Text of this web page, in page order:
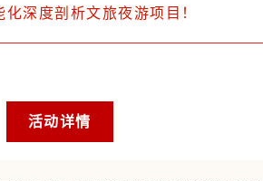
深度剖析文旅夜游项目！
活动详情